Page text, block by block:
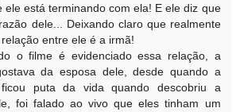
ele está terminando com ela! E ele diz que
dele... Deixando claro que realmente
entre ele é a irmã!
o filme é evidenciado essa relação, a
da esposa dele, desde quando a
ficou puta da vida quando descobriu a
foi falado ao vivo que eles tinham um